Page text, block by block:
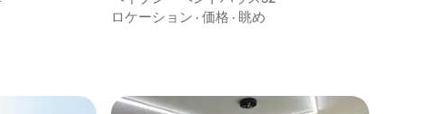
ロケーション · 価格 · 眺め